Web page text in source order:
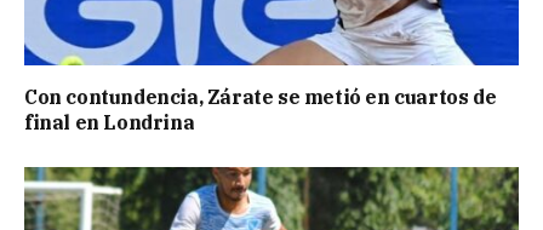
Con contundencia, Zárate se metió en cuartos de
final en Londrina